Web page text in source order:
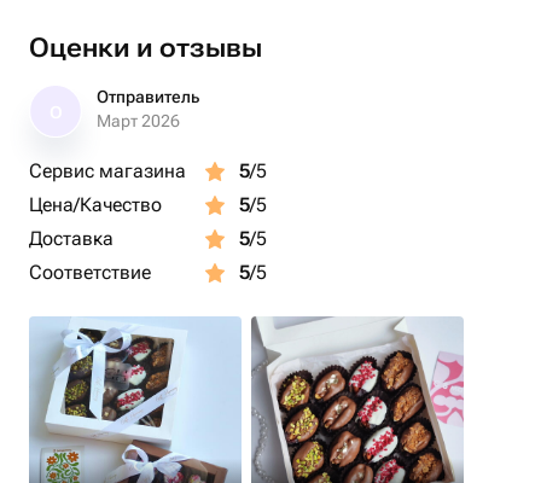
• натуральные ингредиенты без лишних добавок
• насыщенный вкус: сладость фиников + бархатный
шоколад
• готовый подарок — не требует дополнительной
упаковки
🎁 Идеально подойдёт:
— к чаю или кофе
— для праздника, комплимента или «просто
порадовать»
Набор упакован в стильную коробку и готов дарить
удовольствие с первого взгляда!
Оценки и отзывы
Отправитель
Март 2026
Сервис магазина 5/5
Цена/Качество
5/5
Доставка
5/5
Соответствие
5/5